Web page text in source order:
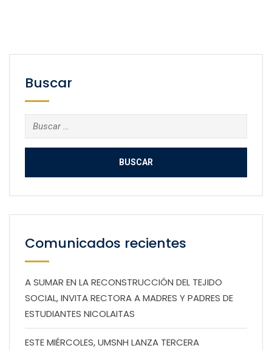
Buscar
Buscar:
Comunicados recientes
A SUMAR EN LA RECONSTRUCCIÓN DEL TEJIDO
SOCIAL, INVITA RECTORA A MADRES Y PADRES DE
ESTUDIANTES NICOLAITAS
ESTE MIÉRCOLES, UMSNH LANZA TERCERA